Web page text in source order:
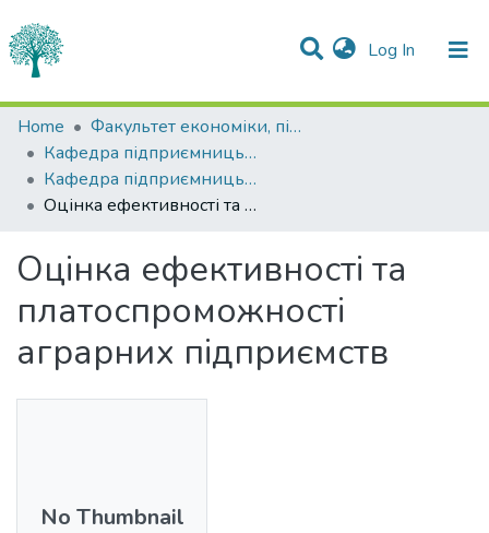
Log In (current)
Statistics
Communities & Collections
All of DSpace
Home
Факультет економіки, підприємництва та інформаційних технологій
Кафедра підприємницьких та соціальних технологій
Кафедра підприємницьких та соціальних технологій
Оцінка ефективності та платоспроможності аграрних підприємств
Оцінка ефективності та
платоспроможності
аграрних підприємств
No Thumbnail